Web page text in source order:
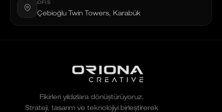
OFIS
Çebioğlu Twin Towers, Karabük
Fikirleri yıldızlara dönüştürüyoruz.
Strateji, tasarım ve teknolojiyi birleştirerek